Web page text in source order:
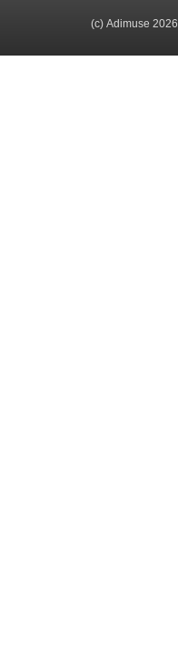
(c) Adimuse 2026